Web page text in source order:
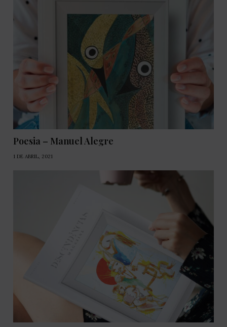
Poesia – Manuel Alegre
1 DE ABRIL, 2021